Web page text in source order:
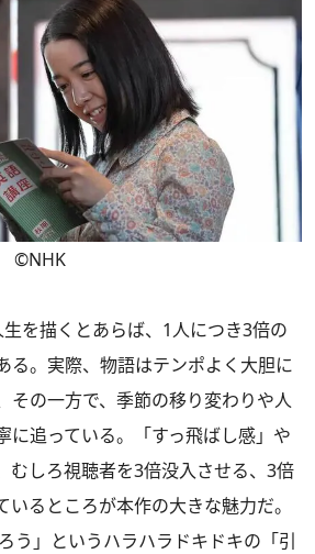
©NHK
を描くとあらば、1人につき3倍の
る。実際、物語はテンポよく大胆に
その一方で、季節の移り変わりや人
に追っている。「すっ飛ばし感」や
むしろ視聴者を3倍没入させる、3倍
るところが本作の大きな魅力だ。
う」というハラハラドキドキの「引